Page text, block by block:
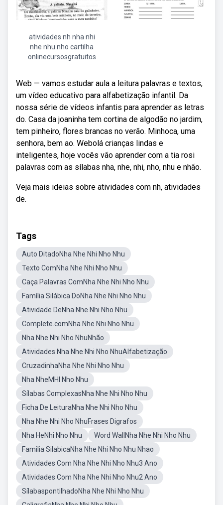
atividades nh nha nhi
nhe nhu nho cartilha
onlinecursosgratuitos
Web — vamos estudar aula a leitura palavras e textos,
um vídeo educativo para alfabetização infantil. Da
nossa série de vídeos infantis para aprender as letras
do. Casa da joaninha tem cortina de algodão no jardim,
tem pinheiro, flores brancas no verão. Minhoca, uma
senhora, bem ao. Webolá crianças lindas e
inteligentes, hoje vocês vão aprender com a tia rosi
palavras com as sílabas nha, nhe, nhi, nho, nhu e nhão.
Veja mais ideias sobre atividades com nh, atividades
de.
Tags
Auto DitadoNha Nhe Nhi Nho Nhu
Texto ComNha Nhe Nhi Nho Nhu
Caça Palavras ComNha Nhe Nhi Nho Nhu
Família Silábica DoNha Nhe Nhi Nho Nhu
Atividade DeNha Nhe Nhi Nho Nhu
Complete.comNha Nhe Nhi Nho Nhu
Nha Nhe Nhi Nho NhuNhão
Atividades Nha Nhe Nhi Nho NhuAlfabetização
CruzadinhaNha Nhe Nhi Nho Nhu
Nha NheMHI Nho Nhu
Sílabas ComplexasNha Nhe Nhi Nho Nhu
Ficha De LeituraNha Nhe Nhi Nho Nhu
Nha Nhe Nhi Nho NhuFrases Digrafos
Nha HeNhi Nho Nhu
Word WallNha Nhe Nhi Nho Nhu
Familia SilabicaNha Nhe Nhi Nho Nhu Nhao
Atividades Com Nha Nhe Nhi Nho Nhu3 Ano
Atividades Com Nha Nhe Nhi Nho Nhu2 Ano
SílabaspontilhadoNha Nhe Nhi Nho Nhu